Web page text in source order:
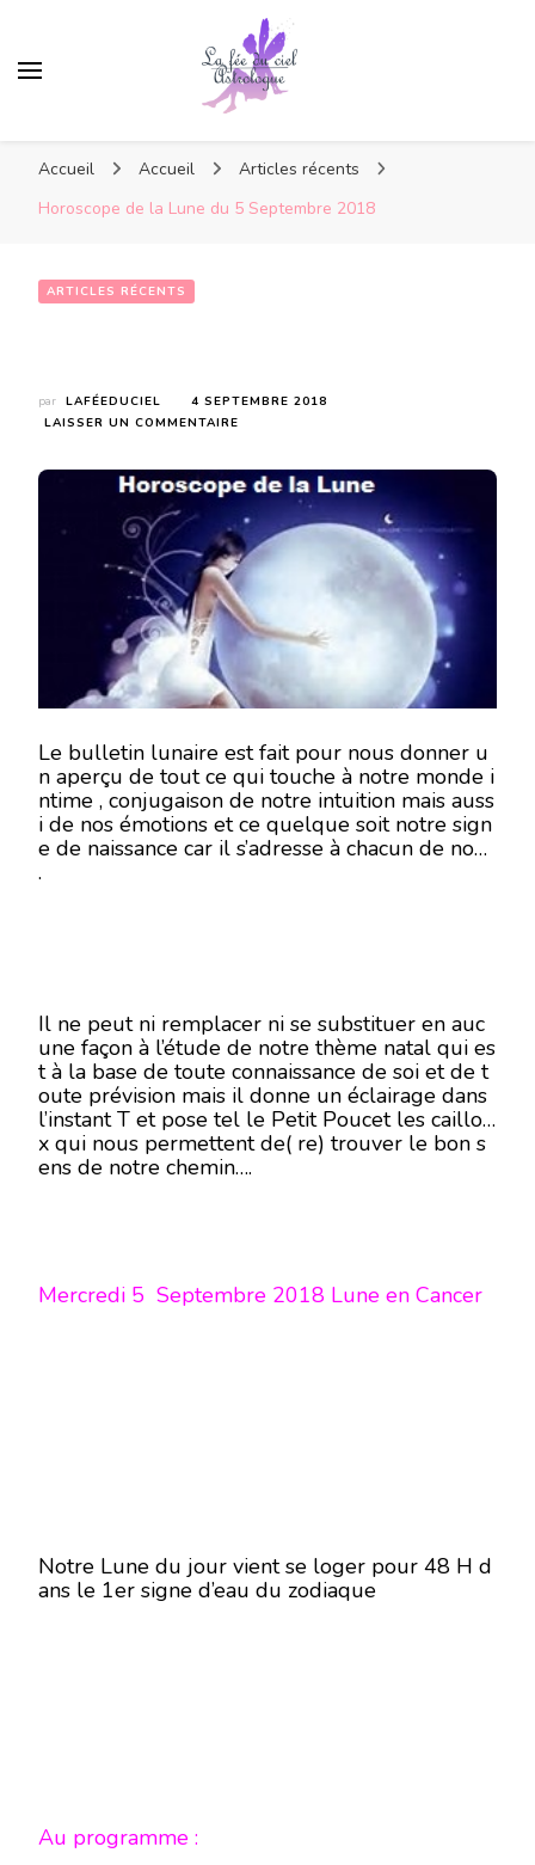
Accueil Accueil
Articles récents
Horoscope de la Lune du 5 Septembre 2018
ARTICLES RÉCENTS
par LAFÉEDUCIEL
4 SEPTEMBRE 2018
LAISSER UN COMMENTAIRE
LA
5
SEPTEMBRE
2018
Le bulletin lunaire est fait pour nous donner u
n aperçu de tout ce qui touche à notre monde i
ntime , conjugaison de notre intuition mais auss
i de nos émotions et ce quelque soit notre sign
e de naissance car il s’adresse à chacun de nous
.
Il ne peut ni remplacer ni se substituer en auc
une façon à l’étude de notre thème natal qui es
t à la base de toute connaissance de soi et de t
oute prévision mais il donne un éclairage dans
l’instant T et pose tel le Petit Poucet les caillou
x qui nous permettent de( re) trouver le bon s
ens de notre chemin….
Mercredi 5 Septembre 2018 Lune en Cancer
Notre Lune du jour vient se loger pour 48 H d
ans le 1er signe d’eau du zodiaque
Au programme :